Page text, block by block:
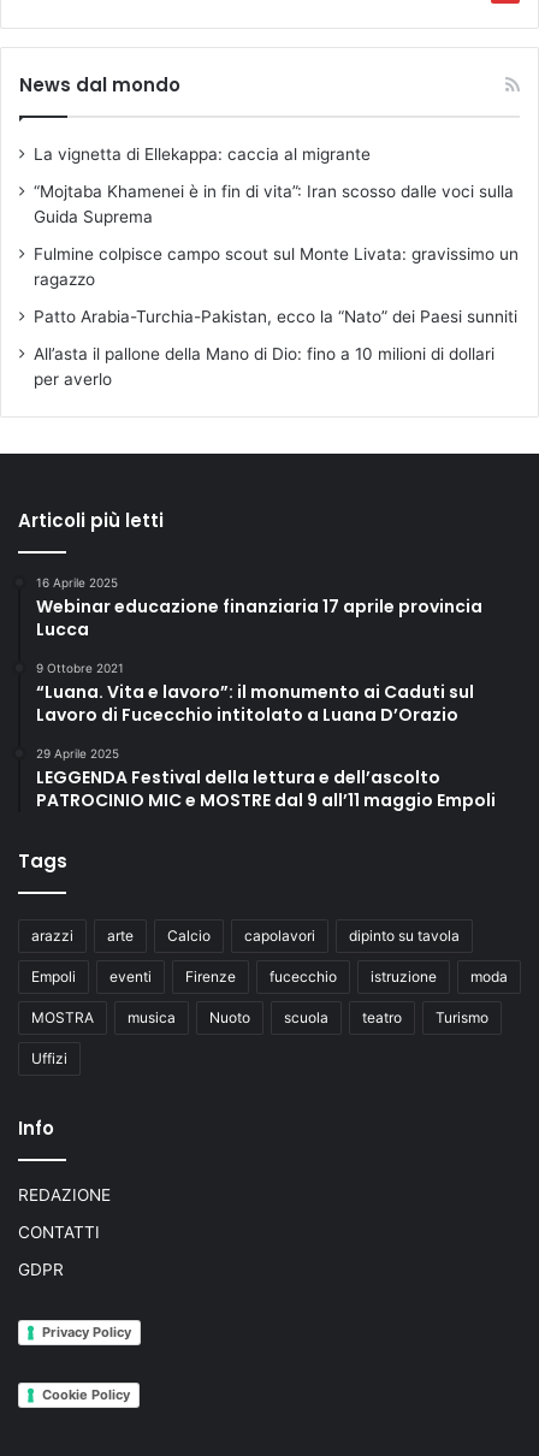
News dal mondo
La vignetta di Ellekappa: caccia al migrante
“Mojtaba Khamenei è in fin di vita”: Iran scosso dalle voci sulla
Guida Suprema
Fulmine colpisce campo scout sul Monte Livata: gravissimo un
ragazzo
Patto Arabia-Turchia-Pakistan, ecco la “Nato” dei Paesi sunniti
All’asta il pallone della Mano di Dio: fino a 10 milioni di dollari
per averlo
Articoli più letti
16 Aprile 2025
Webinar educazione finanziaria 17 aprile provincia
Lucca
9 Ottobre 2021
“Luana. Vita e lavoro”: il monumento ai Caduti sul
Lavoro di Fucecchio intitolato a Luana D’Orazio
29 Aprile 2025
LEGGENDA Festival della lettura e dell’ascolto
PATROCINIO MIC e MOSTRE dal 9 all’11 maggio Empoli
Tags
arazzi arte Calcio capolavori dipinto su tavola
Empoli eventi Firenze fucecchio istruzione moda
MOSTRA musica Nuoto scuola teatro Turismo
Uffizi
Info
REDAZIONE
CONTATTI
GDPR
Privacy Policy
Cookie Policy